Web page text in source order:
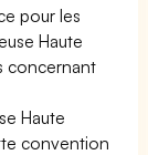
pour les
Haute
concernant
Haute
convention